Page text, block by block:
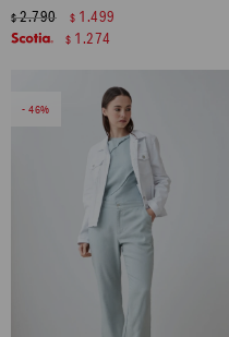
$2.790 $ 1.499
$ 1.274
46